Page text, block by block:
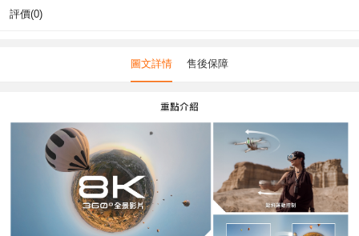
評價(0)
圖文詳情 售後保障